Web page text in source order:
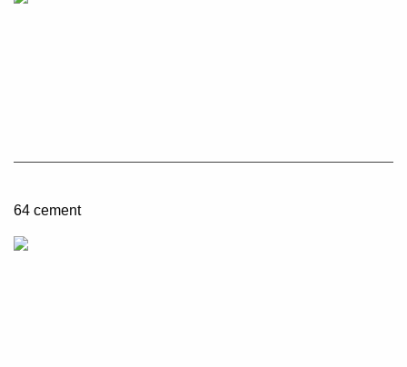
64 cement